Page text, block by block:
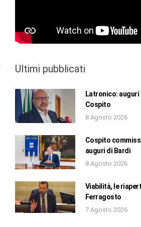
Ultimi pubblicati
Latronico: auguri
Cospito
8 Agosto 2026
Cospito
auguri di Bardi
8 Agosto 2026
Viabilità, le
Ferragosto
7 Agosto 2026